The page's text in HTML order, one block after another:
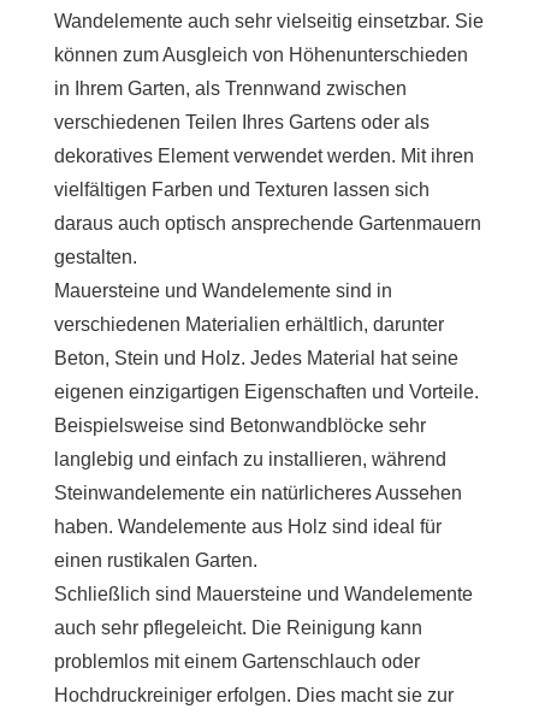
Wandelemente auch sehr vielseitig einsetzbar. Sie
können zum Ausgleich von Höhenunterschieden
in Ihrem Garten, als Trennwand zwischen
verschiedenen Teilen Ihres Gartens oder als
dekoratives Element verwendet werden. Mit ihren
vielfältigen Farben und Texturen lassen sich
daraus auch optisch ansprechende Gartenmauern
gestalten.
Mauersteine ​​und Wandelemente sind in
verschiedenen Materialien erhältlich, darunter
Beton, Stein und Holz. Jedes Material hat seine
eigenen einzigartigen Eigenschaften und Vorteile.
Beispielsweise sind Betonwandblöcke sehr
langlebig und einfach zu installieren, während
Steinwandelemente ein natürlicheres Aussehen
haben. Wandelemente aus Holz sind ideal für
einen rustikalen Garten.
Schließlich sind Mauersteine ​​und Wandelemente
auch sehr pflegeleicht. Die Reinigung kann
problemlos mit einem Gartenschlauch oder
Hochdruckreiniger erfolgen. Dies macht sie zur